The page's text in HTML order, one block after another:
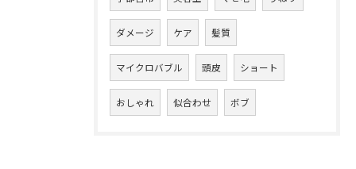
ダメージ ケア 髪質
マイクロバブル 頭皮 ショート
おしゃれ 似合わせ ボブ